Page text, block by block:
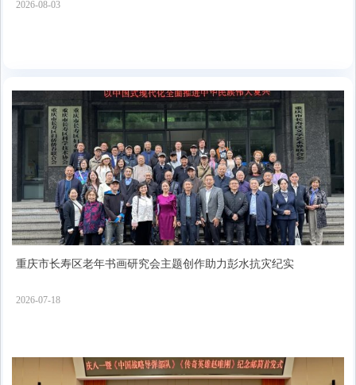
2026-08-03
重庆市长寿区老年书画研究会主题创作助力彭水抗灾纪实
2026-07-18